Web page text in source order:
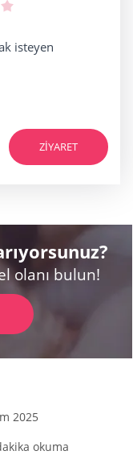
isteyen
ZIYARET
olanı bulun!
2025
okuma